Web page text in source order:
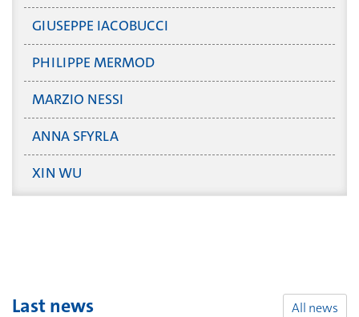
GIUSEPPE IACOBUCCI
PHILIPPE MERMOD
MARZIO NESSI
ANNA SFYRLA
XIN WU
Last news All news